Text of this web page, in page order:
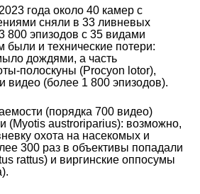
года около 40 камер с
сняли в 33 ливневых
800 эпизодов с 35 видами
и технические потери:
дождями, а часть
полоскуны (Procyon lotor),
видео (более 1 800 эпизодов).
(порядка 700 видео)
(Myotis austroriparius): возможно,
охота на насекомых и
300 раз в объективы попадали
rattus) и виргинские оппосумы